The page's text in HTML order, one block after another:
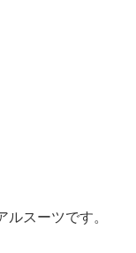
スーツです。